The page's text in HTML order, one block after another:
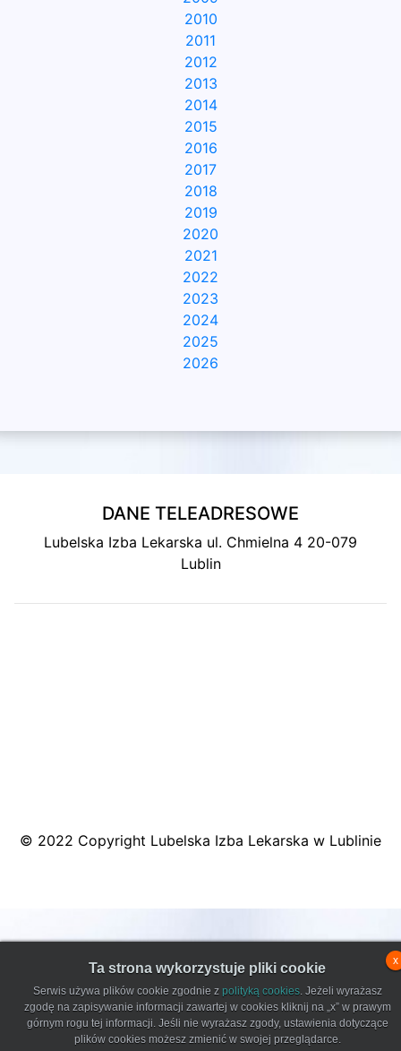
2010
2011
2012
2013
2014
2015
2016
2017
2018
2019
2020
2021
2022
2023
2024
2025
2026
Ta strona wykorzystuje pliki cookie
Serwis używa plików cookie zgodnie z polityką cookies. Jeżeli wyrażasz
zgodę na zapisywanie informacji zawartej w cookies kliknij na „x” w prawym
górnym rogu tej informacji. Jeśli nie wyrażasz zgody, ustawienia dotyczące
plików cookies możesz zmienić w swojej przeglądarce.
x
DANE TELEADRESOWE
Lubelska Izba Lekarska ul. Chmielna 4 20-079
Lublin
© 2022 Copyright Lubelska Izba Lekarska w Lublinie